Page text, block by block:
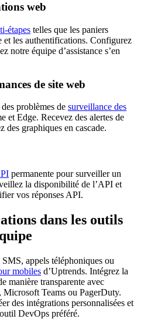
web
étapes telles que les paniers
et les authentifications. Configurez
notre équipe d’assistance s’en
de site web
problèmes de surveillance des
et Edge. Recevez des alertes de
des graphiques en cascade.
permanente pour surveiller un
la disponibilité de l’API et
vos réponses API.
dans les outils
appels téléphoniques ou
mobiles d’Uptrends. Intégrez la
manière transparente avec
Teams ou PagerDuty.
des intégrations personnalisées et
DevOps préféré.